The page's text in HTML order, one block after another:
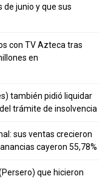
de junio y que sus
con TV Azteca tras
en
también pidió liquidar
trámite de insolvencia
sus ventas crecieron
cayeron 55,78%
que hicieron